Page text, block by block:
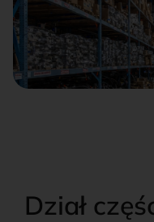
Dział